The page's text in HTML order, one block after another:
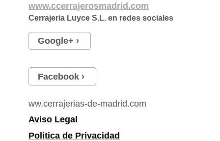
www.ccerrajerosmadrid.com
Cerrajeria Luyce S.L. en redes sociales
Google+
Facebook
ww.cerrajerias-de-madrid.com
Aviso Legal
Politica de Privacidad